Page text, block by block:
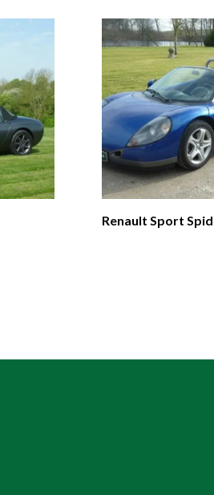
Renault Sport